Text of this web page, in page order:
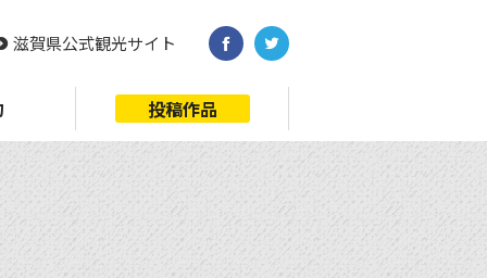
滋賀県公式観光サイト
投稿作品